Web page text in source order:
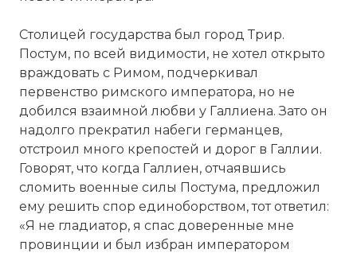
Столицей государства был город Трир.
Постум, по всей видимости, не хотел открыто
враждовать с Римом, подчеркивал
первенство римского императора, но не
добился взаимной любви у Галлиена. Зато он
надолго прекратил набеги германцев,
отстроил много крепостей и дорог в Галлии.
Говорят, что когда Галлиен, отчаявшись
сломить военные силы Постума, предложил
ему решить спор единоборством, тот ответил:
«Я не гладиатор, я спас доверенные мне
провинции и был избран императором